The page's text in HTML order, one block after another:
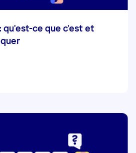
qu'est-ce que c'est et